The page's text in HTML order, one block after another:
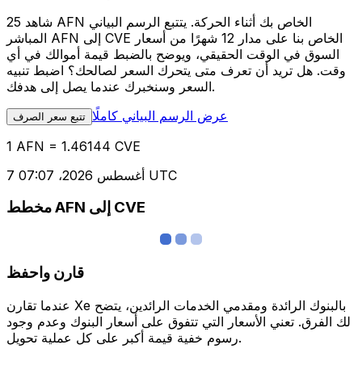
شاهد 25 AFN الخاص بك أثناء الحركة. يتتبع الرسم البياني
المباشر AFN إلى CVE الخاص بنا على مدار 12 شهرًا من أسعار
السوق في الوقت الحقيقي، ويوضح بالضبط قيمة أموالك في أي
وقت. هل تريد أن تعرف متى يتحرك السعر لصالحك؟ اضبط تنبيه
السعر وسنخبرك عندما يصل إلى هدفك.
تتبع سعر الصرف عرض الرسم البياني كاملًا
1 AFN = 1.46144 CVE
7 أغسطس 2026، 07:07 UTC
مخطط AFN إلى CVE
قارن واحفظ
عندما تقارن Xe بالبنوك الرائدة ومقدمي الخدمات الرائدين، يتضح
لك الفرق. تعني الأسعار التي تتفوق على أسعار البنوك وعدم وجود
رسوم خفية قيمة أكبر على كل عملية تحويل.